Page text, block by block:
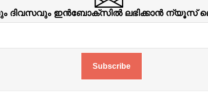
ദിവസവും ഇന്‍ബോക്‌സില്‍ ലഭിക്കാന്‍ ന്യൂസ്
Subscribe